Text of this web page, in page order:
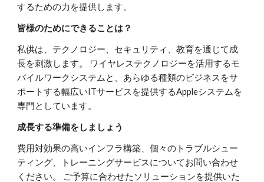
するための力を提供します。
皆様のためにできることは？
私供は、テクノロジー、セキュリティ、教育を通じて成
長を刺激します。 ワイヤレステクノロジーを活用するモ
バイルワークシステムと、あらゆる種類のビジネスをサ
ポートする幅広いITサービスを提供するAppleシステムを
専門としています。
成長する準備をしましょう
費用対効果の高いインフラ構築、個々のトラブルシュー
ティング、トレーニングサービスについてお問い合わせ
ください。 ご予算に合わせたソリューションを提供いた